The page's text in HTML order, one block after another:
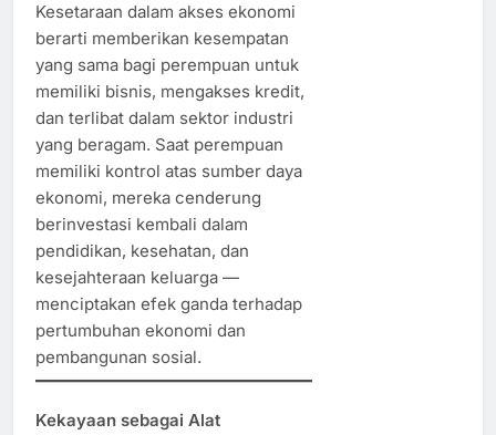
Kesetaraan dalam akses ekonomi
berarti memberikan kesempatan
yang sama bagi perempuan untuk
memiliki bisnis, mengakses kredit,
dan terlibat dalam sektor industri
yang beragam. Saat perempuan
memiliki kontrol atas sumber daya
ekonomi, mereka cenderung
berinvestasi kembali dalam
pendidikan, kesehatan, dan
kesejahteraan keluarga —
menciptakan efek ganda terhadap
pertumbuhan ekonomi dan
pembangunan sosial.
Kekayaan sebagai Alat